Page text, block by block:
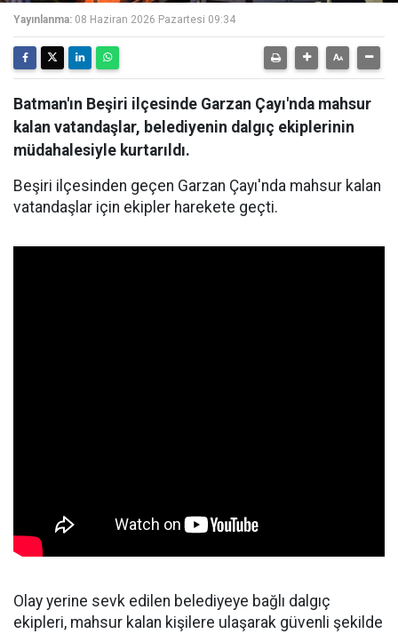
Yayınlanma: 08 Haziran 2026 Pazartesi 09:34
Batman'ın Beşiri ilçesinde Garzan Çayı'nda mahsur
kalan vatandaşlar, belediyenin dalgıç ekiplerinin
müdahalesiyle kurtarıldı.
Beşiri ilçesinden geçen Garzan Çayı'nda mahsur kalan
vatandaşlar için ekipler harekete geçti.
Olay yerine sevk edilen belediyeye bağlı dalgıç
ekipleri, mahsur kalan kişilere ulaşarak güvenli şekilde